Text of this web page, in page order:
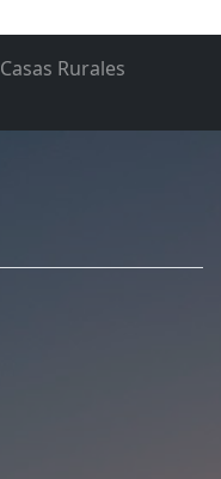
Casas Rurales